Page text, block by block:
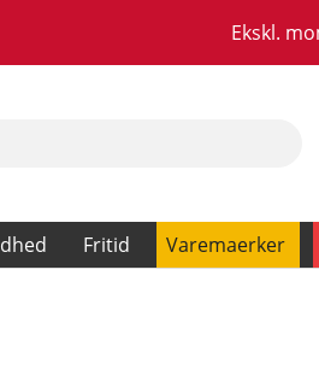
Ekskl.
Fritid Varemaerker